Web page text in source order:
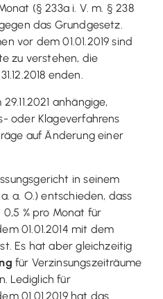
(§ 233a i. V. m. § 238
das Grundgesetz.
vor dem 01.01.2019 sind
zu verstehen, die
enden.
anhängige,
oder Klageverfahrens
auf Änderung einer
in seinem
a. O.) entschieden, dass
% pro Monat für
01.01.2014 mit dem
Es hat aber gleichzeitig
für Verzinsungszeiträume
Lediglich für
01.01.2019 hat das